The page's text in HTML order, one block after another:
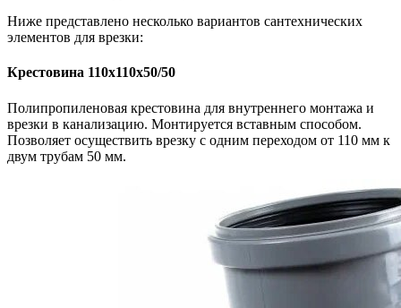
Ниже представлено несколько вариантов сантехнических
элементов для врезки:
Крестовина 110х110х50/50
Полипропиленовая крестовина для внутреннего монтажа и
врезки в канализацию. Монтируется вставным способом.
Позволяет осуществить врезку с одним переходом от 110 мм к
двум трубам 50 мм.